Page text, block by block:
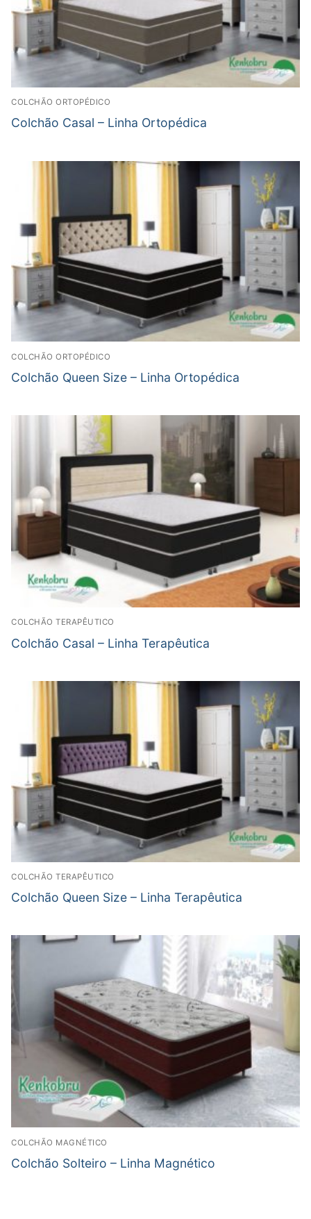
COLCHÃO ORTOPÉDICO
Colchão Casal – Linha Ortopédica
COLCHÃO ORTOPÉDICO
Colchão Queen Size – Linha Ortopédica
COLCHÃO TERAPÊUTICO
Colchão Casal – Linha Terapêutica
COLCHÃO TERAPÊUTICO
Colchão Queen Size – Linha Terapêutica
COLCHÃO MAGNÉTICO
Colchão Solteiro – Linha Magnético